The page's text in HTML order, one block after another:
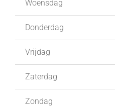
Woensdag
Donderdag
Vrijdag
Zaterdag
Zondag